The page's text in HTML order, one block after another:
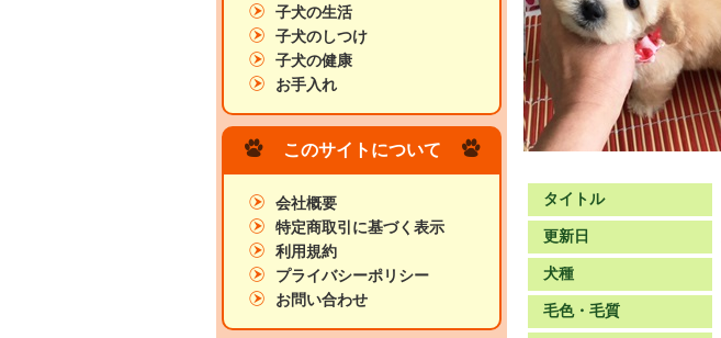
タイトル
更新日
犬種
毛色・毛質
子犬の生活
子犬のしつけ
子犬の健康
お手入れ
このサイトについて
会社概要
特定商取引に基づく表示
利用規約
プライバシーポリシー
お問い合わせ